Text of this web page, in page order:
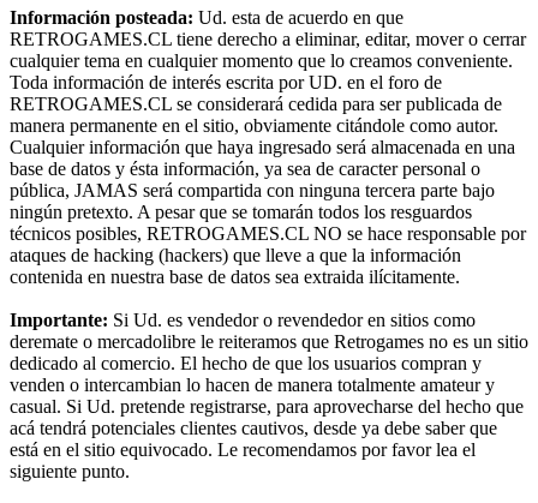
Información posteada: Ud. esta de acuerdo en que
RETROGAMES.CL tiene derecho a eliminar, editar, mover o cerrar
cualquier tema en cualquier momento que lo creamos conveniente.
Toda información de interés escrita por UD. en el foro de
RETROGAMES.CL se considerará cedida para ser publicada de
manera permanente en el sitio, obviamente citándole como autor.
Cualquier información que haya ingresado será almacenada en una
base de datos y ésta información, ya sea de caracter personal o
pública, JAMAS será compartida con ninguna tercera parte bajo
ningún pretexto. A pesar que se tomarán todos los resguardos
técnicos posibles, RETROGAMES.CL NO se hace responsable por
ataques de hacking (hackers) que lleve a que la información
contenida en nuestra base de datos sea extraida ilícitamente.
Importante: Si Ud. es vendedor o revendedor en sitios como
deremate o mercadolibre le reiteramos que Retrogames no es un sitio
dedicado al comercio. El hecho de que los usuarios compran y
venden o intercambian lo hacen de manera totalmente amateur y
casual. Si Ud. pretende registrarse, para aprovecharse del hecho que
acá tendrá potenciales clientes cautivos, desde ya debe saber que
está en el sitio equivocado. Le recomendamos por favor lea el
siguiente punto.